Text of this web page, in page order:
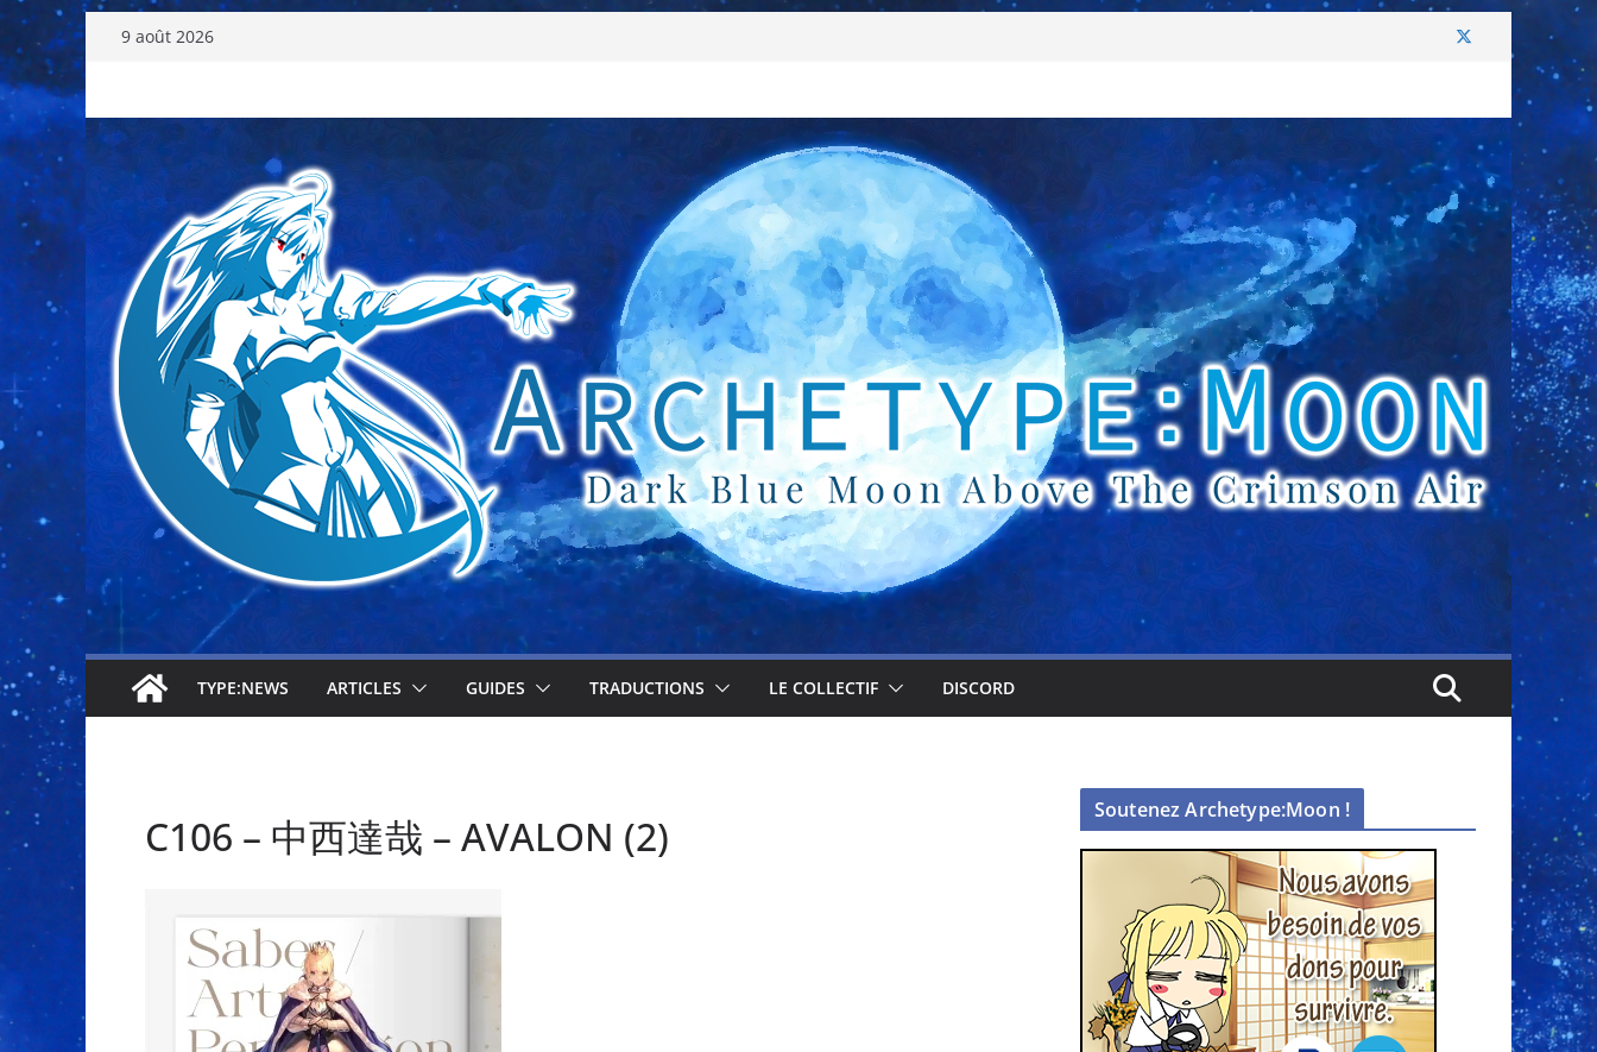
Passer
contenu
9 août 2026
TYPE:NEWS ARTICLES GUIDES TRADUCTIONS LE COLLECTIF DISCORD
C106 – 中西達哉 – AVALON (2)
Soutenez Archetype:Moon !